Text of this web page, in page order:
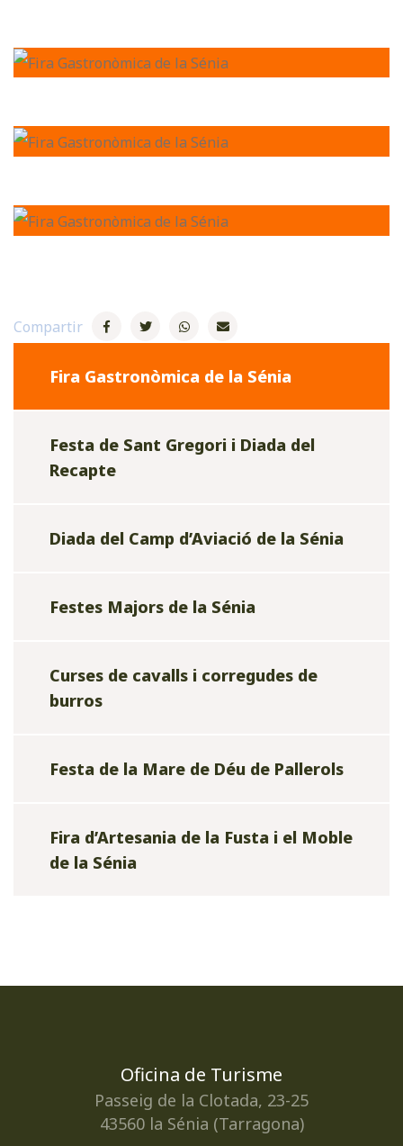
Compartir
Fira Gastronòmica de la Sénia
Festa de Sant Gregori i Diada del
Recapte
Diada del Camp d’Aviació de la Sénia
Festes Majors de la Sénia
Curses de cavalls i corregudes de
burros
Festa de la Mare de Déu de Pallerols
Fira d’Artesania de la Fusta i el Moble
de la Sénia
Oficina de Turisme
Passeig de la Clotada, 23-25
43560 la Sénia (Tarragona)